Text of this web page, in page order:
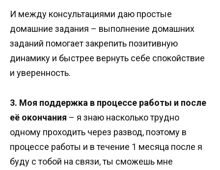
И между консультациями даю простые
домашние задания – выполнение домашних
заданий помогает закрепить позитивную
динамику и быстрее вернуть себе спокойствие
и уверенность.
3. Моя поддержка в процессе работы и после
её окончания – я знаю насколько трудно
одному проходить через развод, поэтому в
процессе работы и в течение 1 месяца после я
буду с тобой на связи, ты сможешь мне